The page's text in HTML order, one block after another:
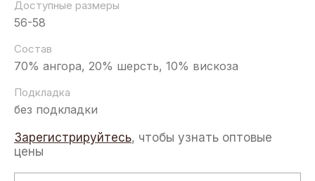
Доступные размеры
56-58
Состав
70% ангора, 20% шерсть, 10% вискоза
Подкладка
без подкладки
Зарегистрируйтесь, чтобы узнать оптовые
цены